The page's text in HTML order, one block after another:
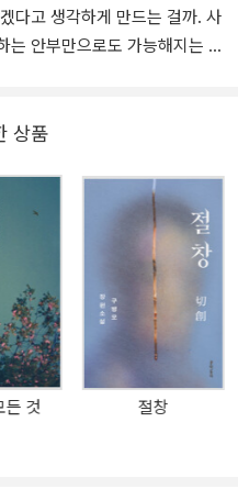
다고 생각하게 만드는 걸까. 사
는 안부만으로도 가능해지는 삶
보여주며 평단과 독자의 신뢰
소설집과 한 권의 중편소설,
급해하지 않고 장편의 그릇에
12년 만에 펴내는 첫 장편소설
귀하다. 『눈부신 안부』는 202
동네』에 ‘이토록 아름다운’이
가는 특유의 성실하고 꼼꼼한
지극히 완성도 높고 아름다운
집 『폴링
물론 “안정적인 보조와 감각으
상품
든 것 절창